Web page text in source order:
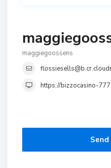
maggiegoossens
https://bizzocasino-